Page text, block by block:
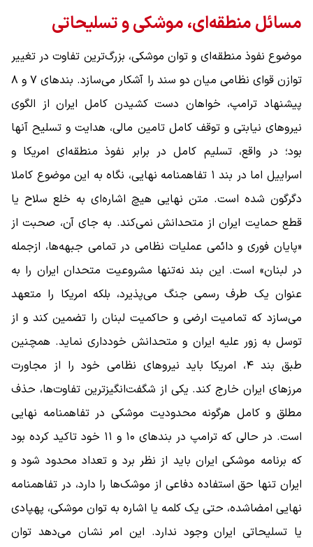
مسائل منطقه‌ای، موشکی و تسلیحاتی
موضوع نفوذ منطقه‌ای و توان موشکی، بزرگ‌ترین تفاوت در تغییر
توازن قوای نظامی میان دو سند را آشکار می‌سازد. بندهای ۷ و ۸
پیشنهاد ترامپ، خواهان دست‌ کشیدن کامل ایران از الگوی
نیروهای نیابتی و توقف کامل تامین مالی، هدایت و تسلیح آنها
بود؛ در واقع، تسلیم کامل در برابر نفوذ منطقه‌ای امریکا و
اسراییل اما در بند ۱ تفاهمنامه نهایی، نگاه به این موضوع کاملا
دگرگون شده است. متن نهایی هیچ اشاره‌ای به خلع سلاح یا
قطع حمایت ایران از متحدانش نمی‌کند. به جای آن، صحبت از
«پایان فوری و دائمی عملیات نظامی در تمامی جبهه‌ها، ازجمله
در لبنان» است. این بند نه‌تنها مشروعیت متحدان ایران را به
عنوان یک طرف رسمی جنگ می‌پذیرد، بلکه امریکا را متعهد
می‌سازد که تمامیت ارضی و حاکمیت لبنان را تضمین کند و از
توسل به زور علیه ایران و متحدانش خودداری نماید. همچنین
طبق بند ۴، امریکا باید نیروهای نظامی خود را از مجاورت
مرزهای ایران خارج کند. یکی از شگفت‌انگیزترین تفاوت‌ها، حذف
مطلق و کامل هرگونه محدودیت موشکی در تفاهمنامه نهایی
است. در حالی که ترامپ در بندهای ۱۰ و ۱۱ خود تاکید کرده بود
که برنامه موشکی ایران باید از نظر برد و تعداد محدود شود و
ایران تنها حق استفاده دفاعی از موشک‌ها را دارد، در تفاهمنامه
نهایی امضاشده، حتی یک کلمه یا اشاره به توان موشکی، پهپادی
یا تسلیحاتی ایران وجود ندارد. این امر نشان می‌دهد توان